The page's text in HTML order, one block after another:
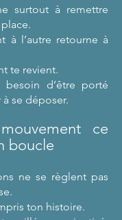
surtout à remettre
à l’autre retourne à
te revient.
d’être porté
se déposer.
ce
boucle
ne se règlent pas
ton histoire.